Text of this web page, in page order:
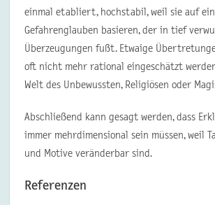
einmal etabliert, hochstabil, weil sie auf
Gefahrenglauben basieren, der in tief
Überzeugungen fußt. Etwaige
oft nicht mehr rational eingeschätzt
Welt des Unbewussten, Religiösen oder
Abschließend kann gesagt werden, dass
immer mehrdimensional sein müssen, weil
und Motive veränderbar sind.
Referenzen